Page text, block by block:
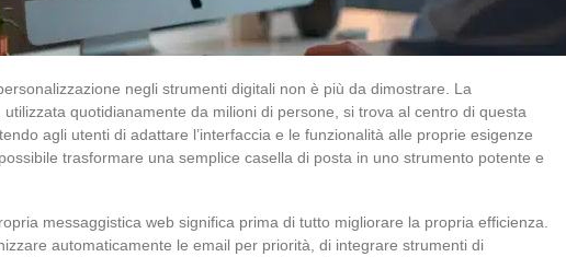
negli strumenti digitali non è più da dimostrare. La
utilizzata quotidianamente da milioni di persone, si trova al centro di questa
agli utenti di adattare l’interfaccia e le funzionalità alle proprie esigenze
trasformare una semplice casella di posta in uno strumento potente e
messaggistica web significa prima di tutto migliorare la propria efficienza.
automaticamente le email per priorità, di integrare strumenti di